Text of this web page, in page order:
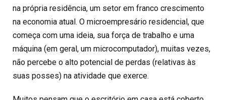
na própria residência, um setor em franco crescimento
na economia atual. O microempresário residencial, que
começa com uma ideia, sua força de trabalho e uma
máquina (em geral, um microcomputador), muitas vezes,
não percebe o alto potencial de perdas (relativas às
suas posses) na atividade que exerce.